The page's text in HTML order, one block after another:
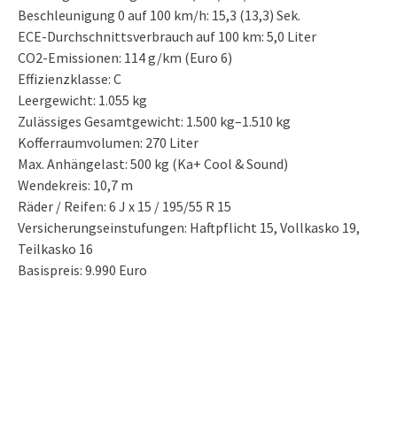
Beschleunigung 0 auf 100 km/h: 15,3 (13,3) Sek.
ECE-Durchschnittsverbrauch auf 100 km: 5,0 Liter
CO2-Emissionen: 114 g/km (Euro 6)
Effizienzklasse: C
Leergewicht: 1.055 kg
Zulässiges Gesamtgewicht: 1.500 kg–1.510 kg
Kofferraumvolumen: 270 Liter
Max. Anhängelast: 500 kg (Ka+ Cool & Sound)
Wendekreis: 10,7 m
Räder / Reifen: 6 J x 15 / 195/55 R 15
Versicherungseinstufungen: Haftpflicht 15, Vollkasko 19,
Teilkasko 16
Basispreis: 9.990 Euro